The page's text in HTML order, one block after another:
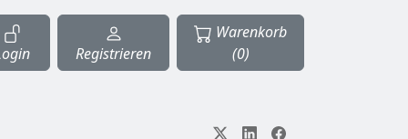
Registrieren
Warenkorb
(0)